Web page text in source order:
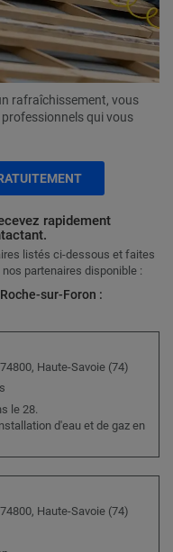
rafraîchissement, vous
qui vous
rapidement
listés ci-dessous et faites
partenaires disponible :
sur-Foron :
Haute-Savoie (74)
le 28.
d'eau et de gaz en
Haute-Savoie (74)